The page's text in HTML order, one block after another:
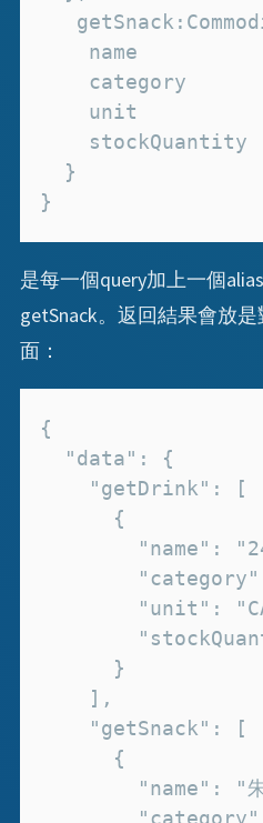
}
是每一個query加上一個
getSnack。返回結果會放是
面：